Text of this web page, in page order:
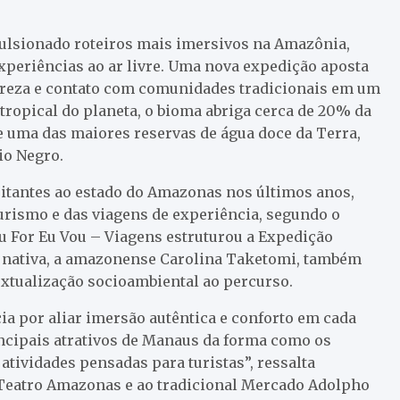
roteiros mais imersivos na Amazônia,
ao ar livre. Uma nova expedição aposta
e contato com comunidades tradicionais em um
do planeta, o bioma abriga cerca de 20% da
das maiores reservas de água doce da Terra,
Negro.
ao estado do Amazonas nos últimos anos,
e das viagens de experiência, segundo o
Eu Vou – Viagens estruturou a Expedição
a amazonense Carolina Taketomi, também
socioambiental ao percurso.
por aliar imersão autêntica e conforto em cada
atrativos de Manaus da forma como os
pensadas para turistas”, ressalta
Amazonas e ao tradicional Mercado Adolpho